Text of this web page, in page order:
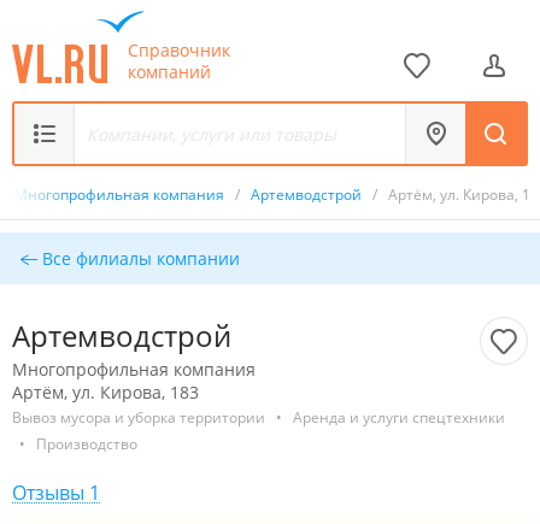
Справочник
компаний
Многопрофильная компания / Артемводстрой / Артём, ул. Кирова,
Все филиалы компании
Артемводстрой
Многопрофильная компания
Артём, ул. Кирова, 183
Вывоз мусора и уборка территории • Аренда и услуги спецтехники
•
Производство
Отзывы 1